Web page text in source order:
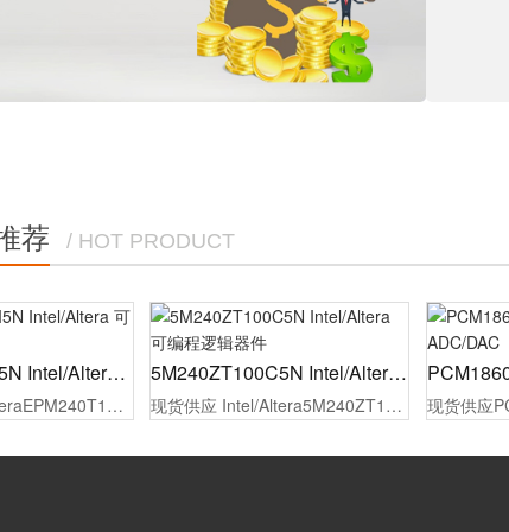
荐 / HOT PRODUCT
EPM240T100I5N Intel/Altera 可编程逻辑器件
现货供应Intel/AlteraEPM240T100I5N可编程逻辑器件，原厂代理商授权，100%原装正品，同时为制造工厂的采购人员/工程师提供报价，选型指导，样品测试，技术支持，配备1对1专属等服务。
5M240ZT100C5N Intel/Altera 可编程逻辑器件
现货供应 Intel/Altera5M240ZT100C5N可编程逻辑器件，原厂代理商授权，100%原装正品，同时为制造工厂的采购人员/工程师提供报价，选型指导，样品测试，技术支持，配备1对1专属等服务。